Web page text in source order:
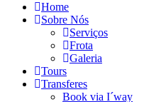
Home
Sobre Nós
Serviços
Frota
Galeria
Tours
Transferes
Book via I´way